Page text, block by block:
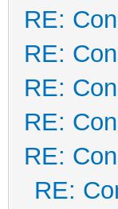
RE:
RE:
RE:
RE:
RE:
RE: